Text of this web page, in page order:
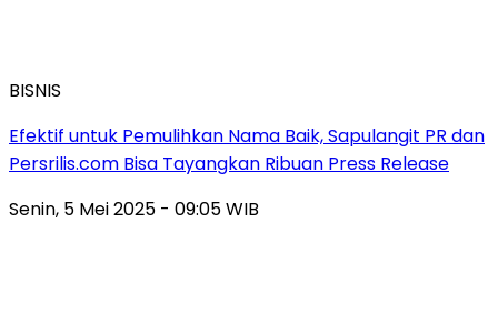
BISNIS
Efektif untuk Pemulihkan Nama Baik, Sapulangit PR dan
Persrilis.com Bisa Tayangkan Ribuan Press Release
Senin, 5 Mei 2025 - 09:05 WIB